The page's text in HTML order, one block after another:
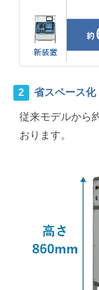
省スペース化
従来モデルから
おります。